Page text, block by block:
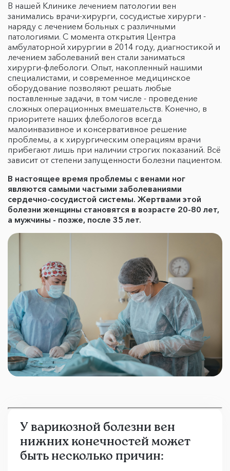
В нашей Клинике лечением патологии вен
занимались врачи-хирурги, сосудистые хирурги -
наряду с лечением больных с различными
патологиями. С момента открытия Центра
амбулаторной хирургии в 2014 году, диагностикой и
лечением заболеваний вен стали заниматься
хирурги-флебологи. Опыт, накопленный нашими
специалистами, и современное медицинское
оборудование позволяют решать любые
поставленные задачи, в том числе - проведение
сложных операционных вмешательств. Конечно, в
приоритете наших флебологов всегда
малоинвазивное и консервативное решение
проблемы, а к хирургическим операциям врачи
прибегают лишь при наличии строгих показаний. Всё
зависит от степени запущенности болезни пациентом.
В настоящее время проблемы с венами ног
являются самыми частыми заболеваниями
сердечно-сосудистой системы. Жертвами этой
болезни женщины становятся в возрасте 20-80 лет,
а мужчины - позже, после 35 лет.
У варикозной болезни вен
нижних конечностей может
быть несколько причин: